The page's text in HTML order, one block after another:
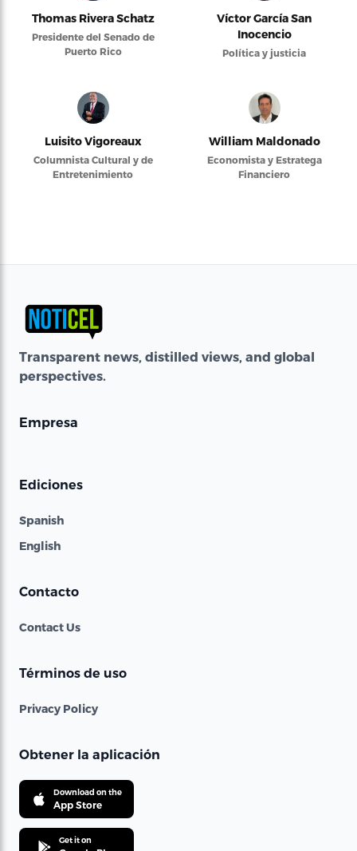
Thomas Rivera Schatz
Presidente del Senado de
Puerto Rico
Víctor García San
Inocencio
Política y justicia
Luisito Vigoreaux
Columnista Cultural y de
Entretenimiento
William Maldonado
Economista y Estratega
Financiero
Transparent news, distilled views, and global
perspectives.
Empresa
Ediciones
Spanish
English
Contacto
Contact Us
Términos de uso
Privacy Policy
Obtener la aplicación
Download on the
App Store
Get it on